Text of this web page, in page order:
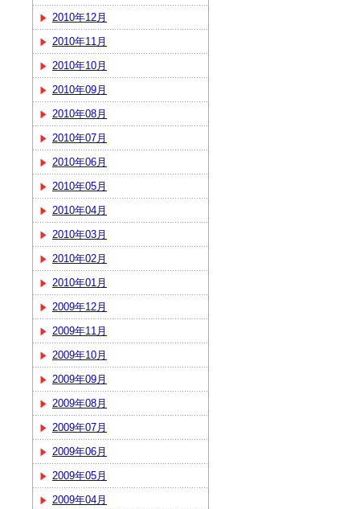
2010年12月
2010年11月
2010年10月
2010年09月
2010年08月
2010年07月
2010年06月
2010年05月
2010年04月
2010年03月
2010年02月
2010年01月
2009年12月
2009年11月
2009年10月
2009年09月
2009年08月
2009年07月
2009年06月
2009年05月
2009年04月